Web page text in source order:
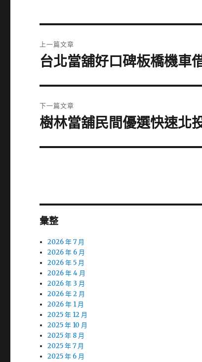
章
上一篇文章
上
篇
文
章:
台北當舖好口碑板橋機車
下一篇文章
下
篇
樹林當舖民間優選快速北
彙整
2026 年 7 月
2026 年 6 月
2026 年 5 月
2026 年 4 月
2026 年 3 月
2026 年 2 月
2026 年 1 月
2025 年 12 月
2025 年 10 月
2025 年 8 月
2025 年 7 月
2025 年 6 月